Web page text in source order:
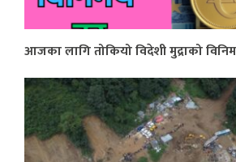
आजका लागि तोकियो विदेशी मुद्राको